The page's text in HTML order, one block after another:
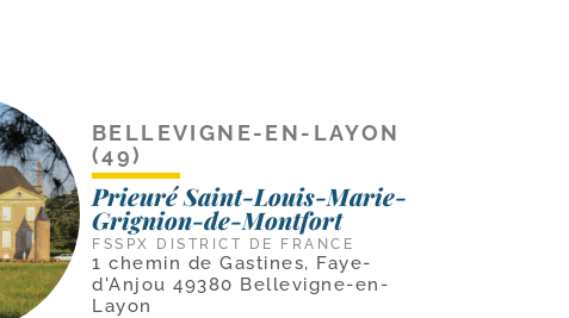
BELLEVIGNE-EN-LAYON
(49)
Prieuré Saint-Louis-Marie-
Grignion-de-Montfort
FSSPX DISTRICT DE FRANCE
1 chemin de Gastines, Faye-
d'Anjou 49380 Bellevigne-en-
Layon